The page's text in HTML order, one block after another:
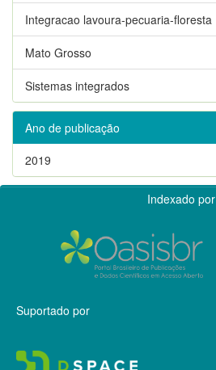
Integracao lavoura-pecuaria-floresta
Mato Grosso
Sistemas integrados
Ano de publicação
2019
Indexado por
Suportado por